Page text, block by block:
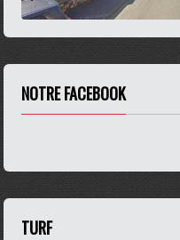
NOTRE FACEBOOK
TURF